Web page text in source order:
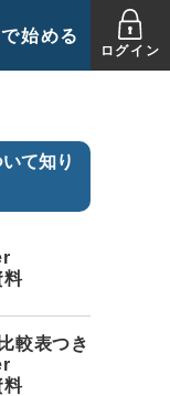
始める
ログイン
て知り
料
較表つき
料